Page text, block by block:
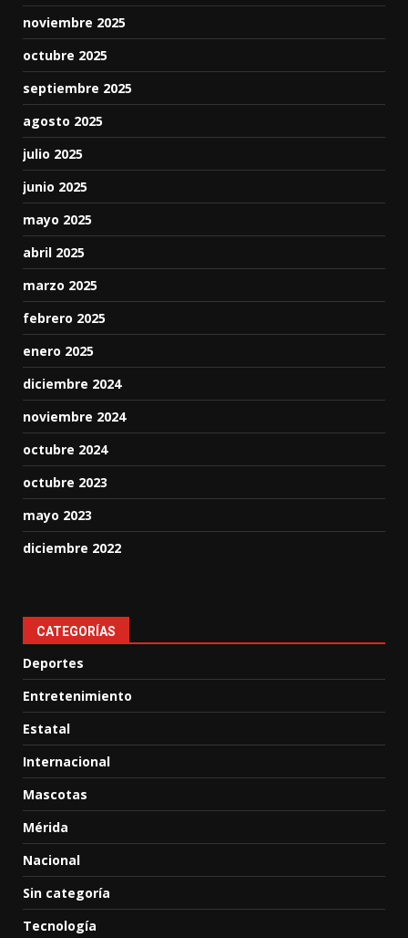
noviembre 2025
octubre 2025
septiembre 2025
agosto 2025
julio 2025
junio 2025
mayo 2025
abril 2025
marzo 2025
febrero 2025
enero 2025
diciembre 2024
noviembre 2024
octubre 2024
octubre 2023
mayo 2023
diciembre 2022
CATEGORÍAS
Deportes
Entretenimiento
Estatal
Internacional
Mascotas
Mérida
Nacional
Sin categoría
Tecnología